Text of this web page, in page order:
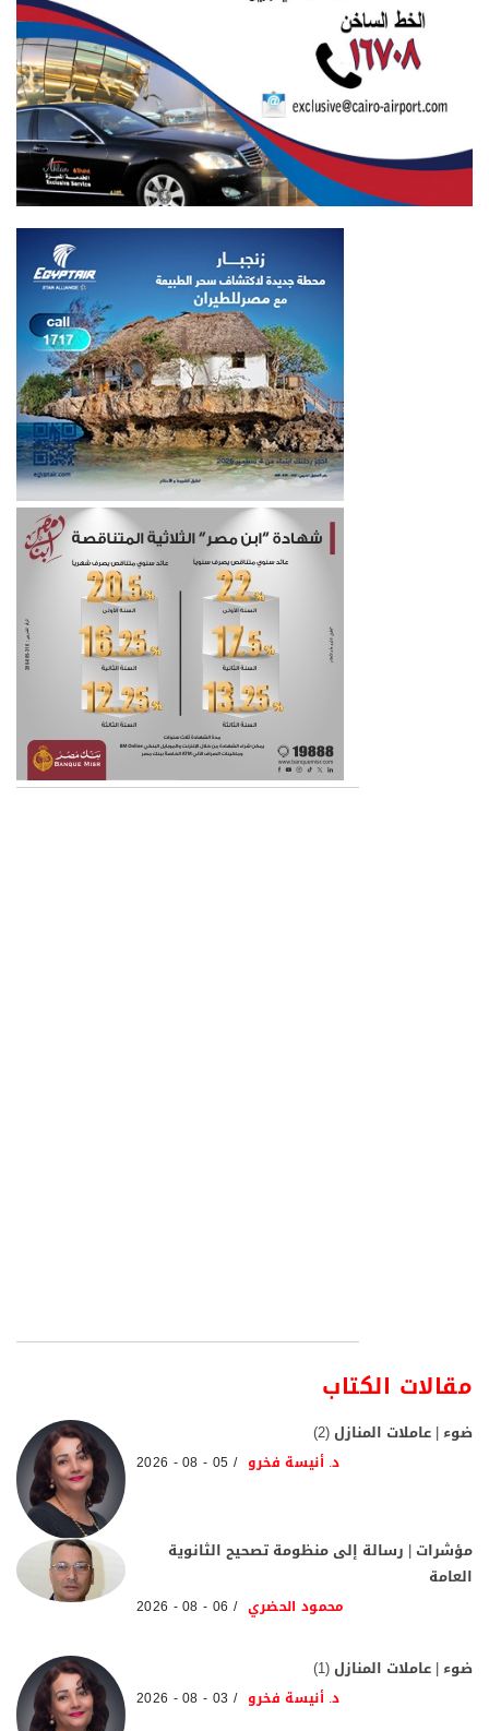
مقالات الكتاب
ضوء | عاملات المنازل (2)
د. أنيسة فخرو 05 - 08 - 2026
مؤشرات | رسالة إلى منظومة تصحيح الثانوية
العامة
محمود الحضري 06 - 08 - 2026
ضوء | عاملات المنازل (1)
د. أنيسة فخرو 03 - 08 - 2026